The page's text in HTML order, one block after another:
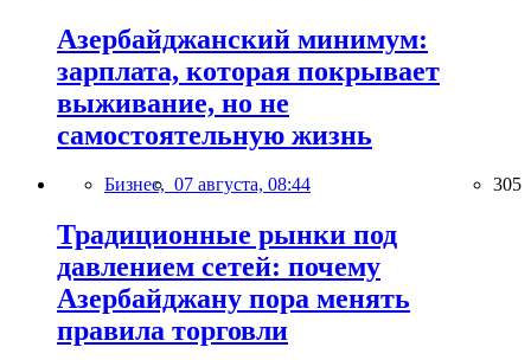
Азербайджанский минимум:
зарплата, которая покрывает
выживание, но не
самостоятельную жизнь
Бизнес, 07 августа, 08:44 305
Традиционные рынки под
давлением сетей: почему
Азербайджану пора менять
правила торговли